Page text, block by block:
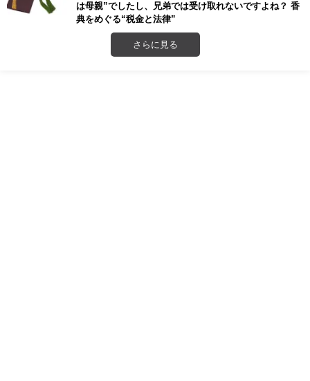
は母親”でしたし、兄弟では受け取れないですよね？ 香
典をめぐる“税金と法律”
さらに見る